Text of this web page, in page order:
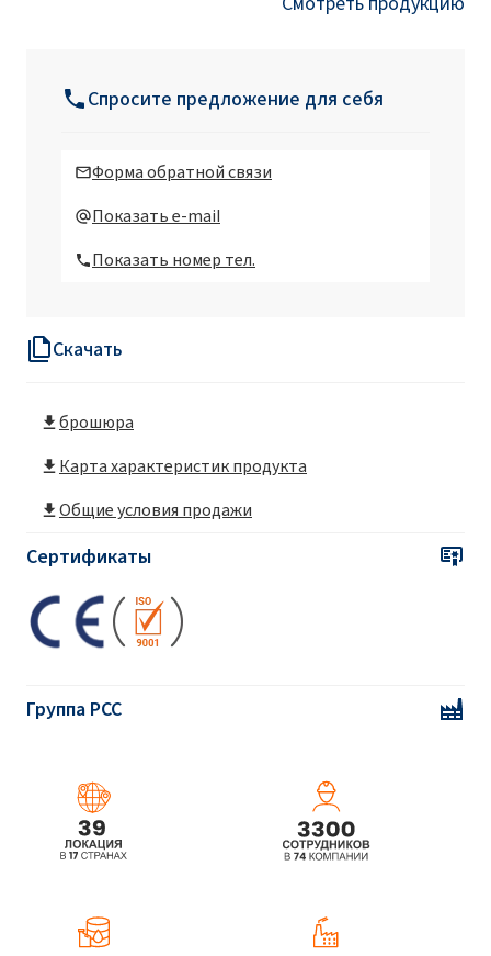
Скачать
брошюра
Карта характеристик продукта
Общие условия продажи
Сертификаты
Группа PCC
Спросите предложение для себя
Форма обратной связи
Показать e-mail
Показать номер тел.